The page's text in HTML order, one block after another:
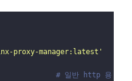
proxy-manager:latest'
# 일반 http 용